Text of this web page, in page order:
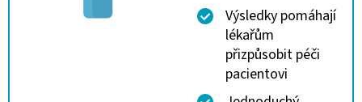
Výsledky pomáhají
lékařům
přizpůsobit péči
pacientovi